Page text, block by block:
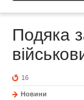
Подяка
16
Новини